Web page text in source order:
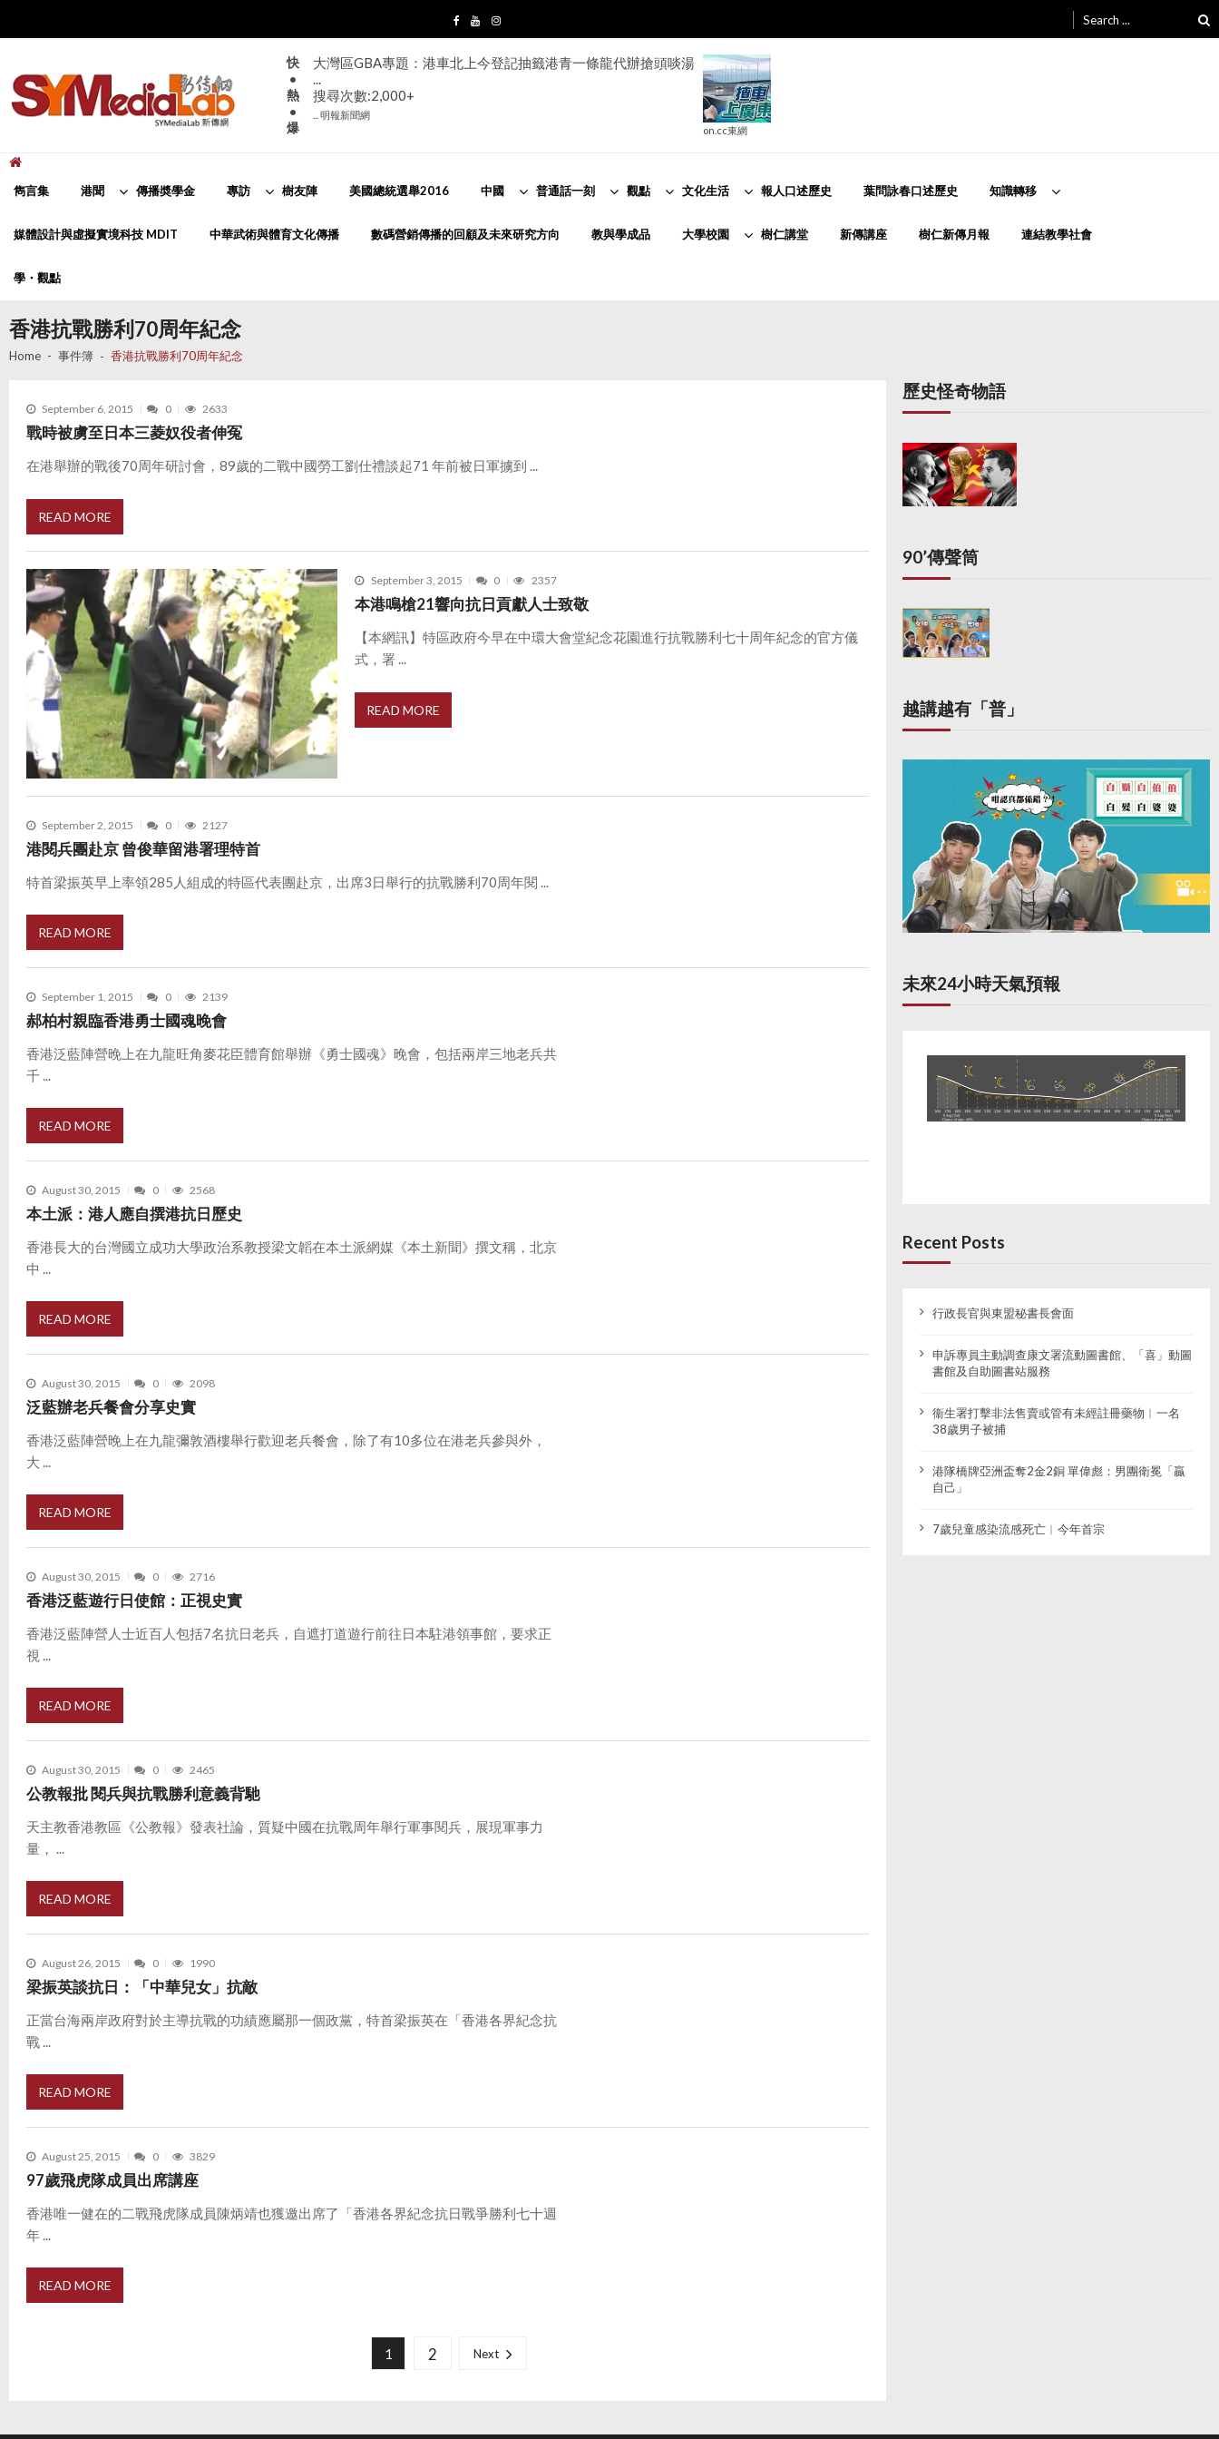
navigation
content
for:
快
•
熱
•
爆
大灣區GBA專題：港車北上今登記抽籤港青一條龍代辦搶頭啖湯
...
搜尋次數:2,000+
... 明報新聞網
on.cc東網
雋言集 港聞 傳播奬學金 專訪 樹友陣 美國總統選舉2016 中國 普通話一刻 觀點 文化生活 報人口述歷史 葉問詠春口述歷史 知識轉移
媒體設計與虛擬實境科技 MDIT 中華武術與體育文化傳播 數碼營銷傳播的回顧及未來研究方向 教與學成品 大學校園 樹仁講堂 新傳講座 樹仁新傳月報 連結教學社會
學・觀點
香港抗戰勝利70周年紀念
Home 事件簿 香港抗戰勝利70周年紀念
September 6, 2015 0 2633
戰時被虜至日本三菱奴役者伸冤
在港舉辦的戰後70周年研討會，89歲的二戰中國勞工劉仕禮談起71 年前被日軍擄到 ...
READ MORE
September 3, 2015 0 2357
本港鳴槍21響向抗日貢獻人士致敬
【本網訊】特區政府今早在中環大會堂紀念花園進行抗戰勝利七十周年紀念的官方儀
式，署 ...
READ MORE
September 2, 2015 0 2127
港閱兵團赴京 曾俊華留港署理特首
特首梁振英早上率領285人組成的特區代表團赴京，出席3日舉行的抗戰勝利70周年閱 ...
READ MORE
September 1, 2015 0 2139
郝柏村親臨香港勇士國魂晚會
香港泛藍陣營晚上在九龍旺角麥花臣體育館舉辦《勇士國魂》晚會，包括兩岸三地老兵共
千 ...
READ MORE
August 30, 2015 0 2568
本土派：港人應自撰港抗日歷史
香港長大的台灣國立成功大學政治系教授梁文韜在本土派網媒《本土新聞》撰文稱，北京
中 ...
READ MORE
August 30, 2015 0 2098
泛藍辦老兵餐會分享史實
香港泛藍陣營晚上在九龍彌敦酒樓舉行歡迎老兵餐會，除了有10多位在港老兵參與外，
大 ...
READ MORE
August 30, 2015 0 2716
香港泛藍遊行日使館：正視史實
香港泛藍陣營人士近百人包括7名抗日老兵，自遮打道遊行前往日本駐港領事館，要求正
視 ...
READ MORE
August 30, 2015 0 2465
公教報批 閱兵與抗戰勝利意義背馳
天主教香港教區《公教報》發表社論，質疑中國在抗戰周年舉行軍事閱兵，展現軍事力
量， ...
READ MORE
August 26, 2015 0 1990
梁振英談抗日：「中華兒女」抗敵
正當台海兩岸政府對於主導抗戰的功績應屬那一個政黨，特首梁振英在「香港各界紀念抗
戰 ...
READ MORE
August 25, 2015 0 3829
97歲飛虎隊成員出席講座
香港唯一健在的二戰飛虎隊成員陳炳靖也獲邀出席了「香港各界紀念抗日戰爭勝利七十週
年 ...
READ MORE
s
1 2 Next
歷史怪奇物語
90’傳聲筒
越講越有「普」
未來24小時天氣預報
Recent Posts
行政長官與東盟秘書長會面
申訴專員主動調查康文署流動圖書館、「喜」動圖
書館及自助圖書站服務
衞生署打擊非法售賣或管有未經註冊藥物︱一名
38歲男子被捕
港隊橋牌亞洲盃奪2金2銅 單偉彪：男團衛冕「贏
自己」
7歲兒童感染流感死亡︱今年首宗